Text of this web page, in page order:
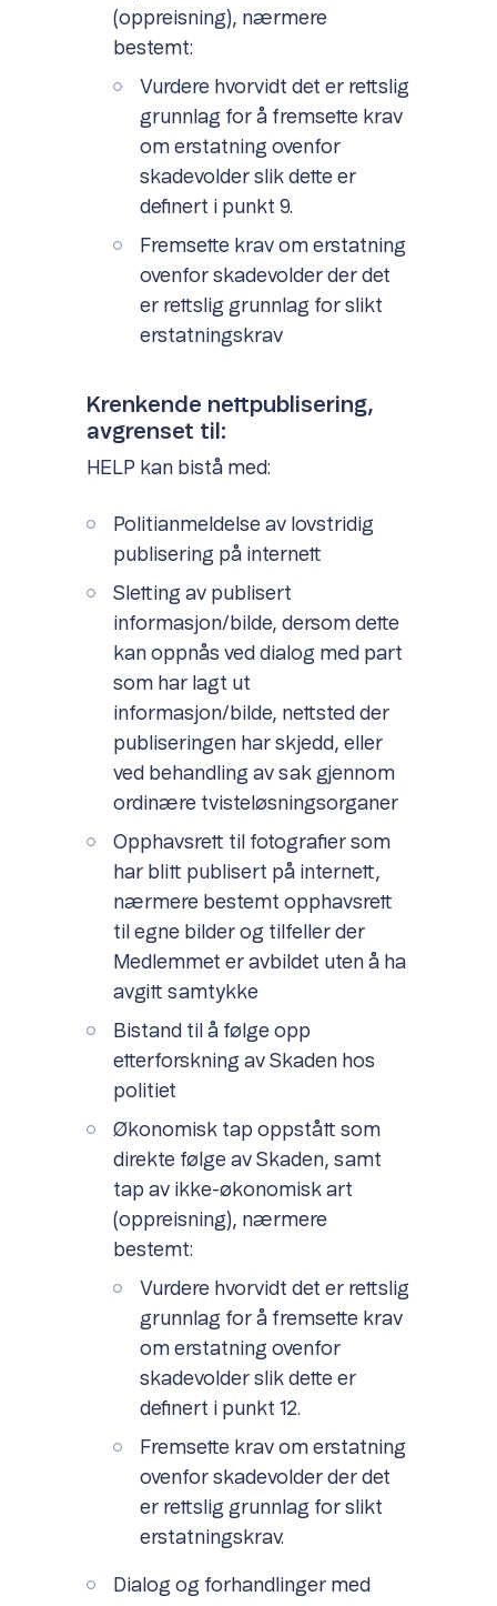
(oppreisning), nærmere
bestemt:
Vurdere hvorvidt det er rettslig
grunnlag for å fremsette krav
om erstatning ovenfor
skadevolder slik dette er
definert i punkt 9.
Fremsette krav om erstatning
ovenfor skadevolder der det
er rettslig grunnlag for slikt
erstatningskrav
Krenkende nettpublisering,
avgrenset til:
HELP kan bistå med:
Politianmeldelse av lovstridig
publisering på internett
Sletting av publisert
informasjon/bilde, dersom dette
kan oppnås ved dialog med part
som har lagt ut
informasjon/bilde, nettsted der
publiseringen har skjedd, eller
ved behandling av sak gjennom
ordinære tvisteløsningsorganer
Opphavsrett til fotografier som
har blitt publisert på internett,
nærmere bestemt opphavsrett
til egne bilder og tilfeller der
Medlemmet er avbildet uten å ha
avgitt samtykke
Bistand til å følge opp
etterforskning av Skaden hos
politiet
Økonomisk tap oppstått som
direkte følge av Skaden, samt
tap av ikke-økonomisk art
(oppreisning), nærmere
bestemt:
Vurdere hvorvidt det er rettslig
grunnlag for å fremsette krav
om erstatning ovenfor
skadevolder slik dette er
definert i punkt 12.
Fremsette krav om erstatning
ovenfor skadevolder der det
er rettslig grunnlag for slikt
erstatningskrav.
Dialog og forhandlinger med